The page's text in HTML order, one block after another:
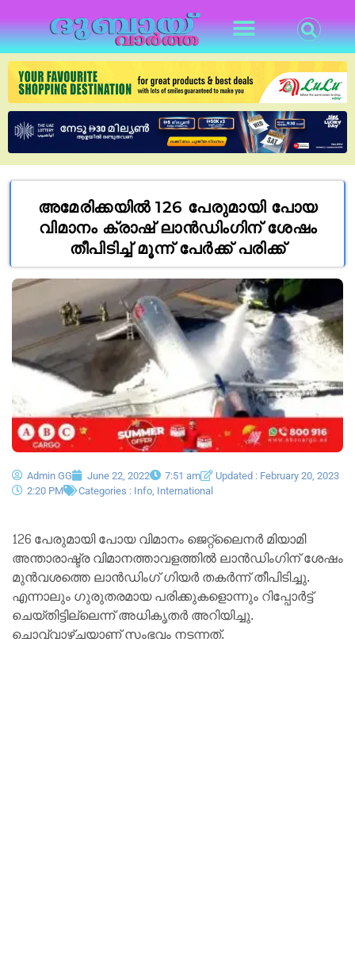
അമേരിക്കയിൽ 126 പേരുമായി പോയ
വിമാനം ക്രാഷ് ലാൻഡിംഗിന് ശേഷം
തീപിടിച്ച് മൂന്ന് പേർക്ക് പരിക്ക്
Admin GG June 22, 2022 7:51 am
Updated : February 20, 2023
2:20 PM
Categories : Info International
126 പേരുമായി പോയ വിമാനം ജെറ്റ്‌ലൈനർ മിയാമി
അന്താരാഷ്ട്ര വിമാനത്താവളത്തിൽ ലാൻഡിംഗിന് ശേഷം
മുൻവശത്തെ ലാൻഡിംഗ് ഗിയർ തകർന്ന് തീപിടിച്ചു.
എന്നാലും ഗുരുതരമായ പരിക്കുകളൊന്നും റിപ്പോർട്ട്
ചെയ്തിട്ടില്ലെന്ന് അധികൃതർ അറിയിച്ചു.
ചൊവ്വാഴ്ചയാണ് സംഭവം നടന്നത്.